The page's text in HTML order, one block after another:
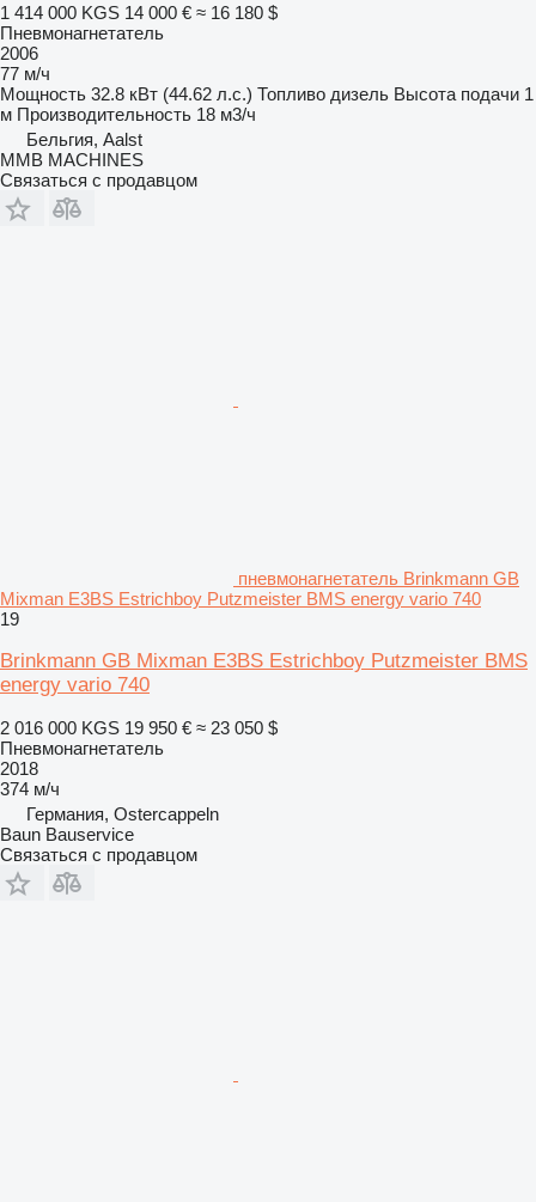
1 414 000 KGS 14 000 € ≈ 16 180 $
Пневмонагнетатель
2006
77 м/ч
Мощность 32.8 кВт (44.62 л.с.) Топливо дизель Высота подачи 1
м Производительность 18 м3/ч
Бельгия, Aalst
MMB MACHINES
Связаться с продавцом
пневмонагнетатель Brinkmann GB
Mixman E3BS Estrichboy Putzmeister BMS energy vario 740
19
Brinkmann GB Mixman E3BS Estrichboy Putzmeister BMS
energy vario 740
2 016 000 KGS 19 950 € ≈ 23 050 $
Пневмонагнетатель
2018
374 м/ч
Германия, Ostercappeln
Baun Bauservice
Связаться с продавцом